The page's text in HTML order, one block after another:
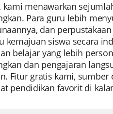
kami menawarkan
Para guru lebih
dan
kemajuan siswa secara
belajar yang lebih
dan pengajaran
Fitur gratis kami,
pendidikan favorit di